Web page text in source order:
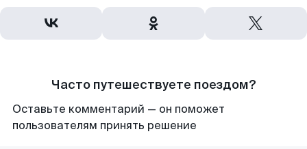
Часто путешествуете поездом?
Оставьте комментарий — он поможет
пользователям принять решение